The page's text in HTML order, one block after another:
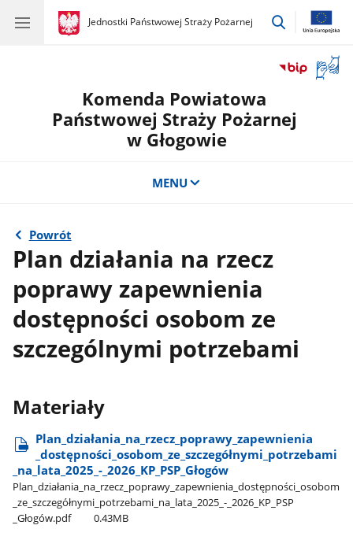
gov.pl
Jednostki Państwowej Straży Pożarnej
gov.pl
Jednostki
przejdź
okno
Komenda Powiatowa
Państwowej Straży Pożarnej
w Głogowie
MENU
Powrót
Plan działania na rzecz
poprawy zapewnienia
dostępności osobom ze
szczególnymi potrzebami
Materiały
Plan​_działania​_na​_rzecz​_poprawy​_zapewnienia​
_dostępności​_osobom​_ze​_szczegółnymi​_potrzebami​
_na​_lata​_2025​_-​_2026​_KP​_PSP​_Głogów
Plan​_działania​_na​_rzecz​_poprawy​_zapewnienia​_dostępności​_osobom​
_ze​_szczegółnymi​_potrzebami​_na​_lata​_2025​_-​_2026​_KP​_PSP​
_Głogów.pdf
0.43MB